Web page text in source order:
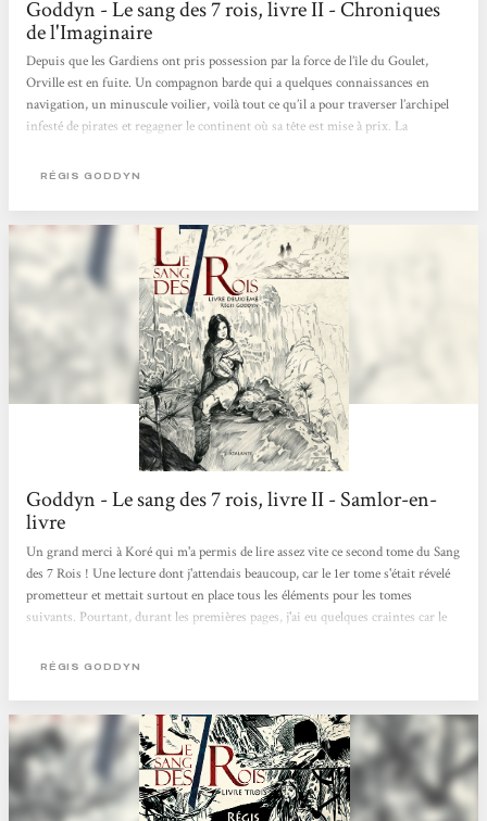
Goddyn - Le sang des 7 rois, livre II - Chroniques
de l'Imaginaire
Depuis que les Gardiens ont pris possession par la force de l’île du Goulet,
Orville est en fuite. Un compagnon barde qui a quelques connaissances en
navigation, un minuscule voilier, voilà tout ce qu’il a pour traverser l’archipel
infesté de pirates et regagner le continent où sa tête est mise à prix. La
Gardiens s’annonce délicate ! Heureusement, il maîtrise de mieux en mieux ses
plus reluisante. Le groupe...
RÉGIS GODDYN
Goddyn - Le sang des 7 rois, livre II - Samlor-en-
livre
Un grand merci à Koré qui m'a permis de lire assez vite ce second tome du Sang
des 7 Rois ! Une lecture dont j'attendais beaucoup, car le 1er tome s'était révelé
prometteur et mettait surtout en place tous les éléments pour les tomes
suivants. Pourtant, durant les premières pages, j'ai eu quelques craintes car le
côté, et Rosa, Fernand, Fernest, Maja et les réfugiés de l'autre. Les chapitres
d'une certaine...
RÉGIS GODDYN